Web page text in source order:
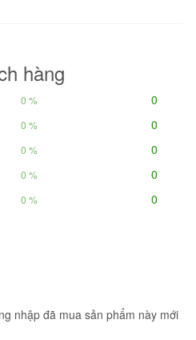
hàng
0
0 %
0
0 %
0
0 %
0
0 %
0
0 %
nhập đã mua sản phẩm này mới